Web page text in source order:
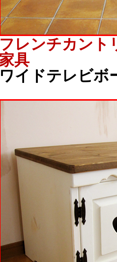
フレンチカント
家具
ワイドテレビ